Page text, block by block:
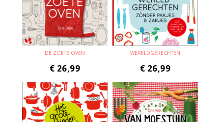
DE ZOETE OVEN
€ 26,99
WERELDGERECHTEN
€ 26,99